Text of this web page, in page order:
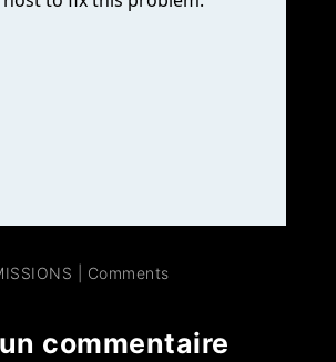
Comments
commentaire